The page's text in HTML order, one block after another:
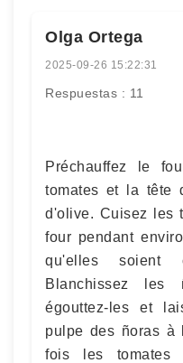
Olga Ortega
2025-09-26 15:22:31
Respuestas : 11
Préchauffez le
tomates et la tête
d'olive. Cuisez les
four pendant
qu'elles soient
Blanchissez
égouttez-les et
pulpe des ñoras à
fois les